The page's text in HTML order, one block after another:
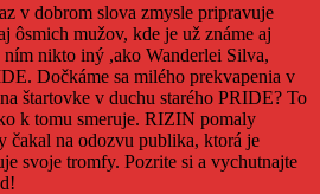
v dobrom slova zmysle pripravuje
mužov, kde je už známe aj
ním nikto iný ,ako Wanderlei Silva,
Dočkáme sa milého prekvapenia v
štartovke v duchu starého PRIDE? To
k tomu smeruje. RIZIN pomaly
čakal na odozvu publika, ktorá je
svoje tromfy. Pozrite si a vychutnajte